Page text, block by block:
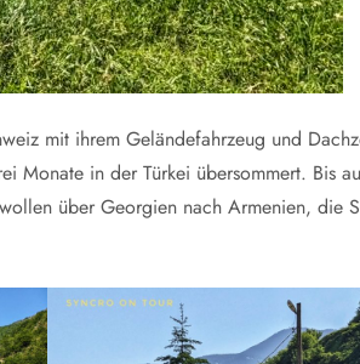
mit ihrem Geländefahrzeug und
Monate in der Türkei übersommert. Bis
über Georgien nach Armenien, die